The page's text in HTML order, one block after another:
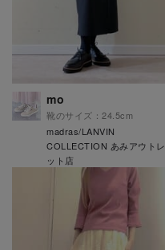
mo
靴のサイズ：24.5cm
madras/LANVIN
COLLECTION あみアウトレ
ット店